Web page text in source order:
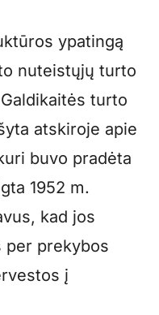
ypatingą
nuteistųjų turto
turto
atskiroje apie
buvo pradėta
1952 m.
kad jos
per prekybos
į